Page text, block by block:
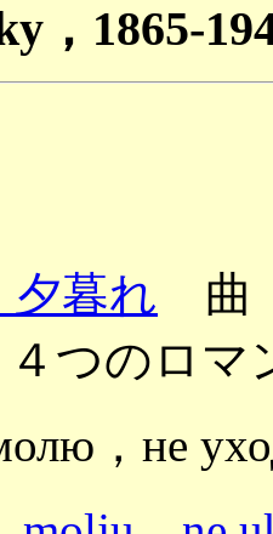
，1865-
暮れ 曲
４つのロマ
，не